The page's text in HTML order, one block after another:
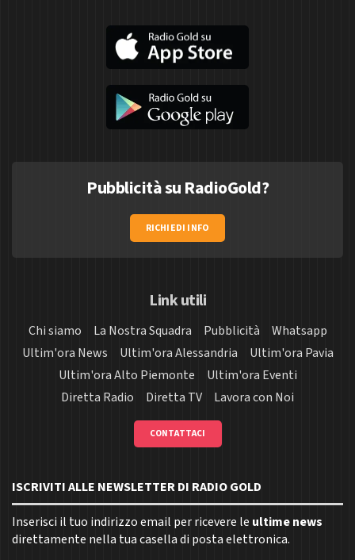
Pubblicità su RadioGold?
RICHIEDI INFO
Link utili
Chi siamo La Nostra Squadra Pubblicità
Whatsapp
Ultim'ora News
Ultim'ora Alessandria
Ultim'ora Pavia
Ultim'ora Alto Piemonte
Ultim'ora Eventi
Diretta Radio
Diretta TV Lavora con Noi
CONTATTACI
ISCRIVITI ALLE NEWSLETTER DI RADIO GOLD
Inserisci il tuo indirizzo email per ricevere le ultime news
direttamente nella tua casella di posta elettronica.